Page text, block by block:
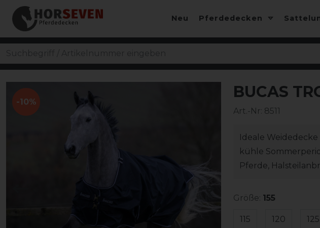
Neu Pferdedecken
-10%
BUCAS
Art.-Nr: 8511
Ideale
kühle
Pferde,
Größe: 155
115 120 125